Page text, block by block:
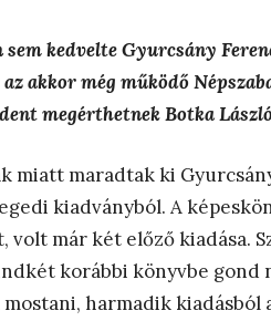
kedvelte Gyurcsány
akkor még működő
megérthetnek Botka
miatt maradtak ki
kiadványból. A
már két előző kiadása.
korábbi könyvbe
harmadik